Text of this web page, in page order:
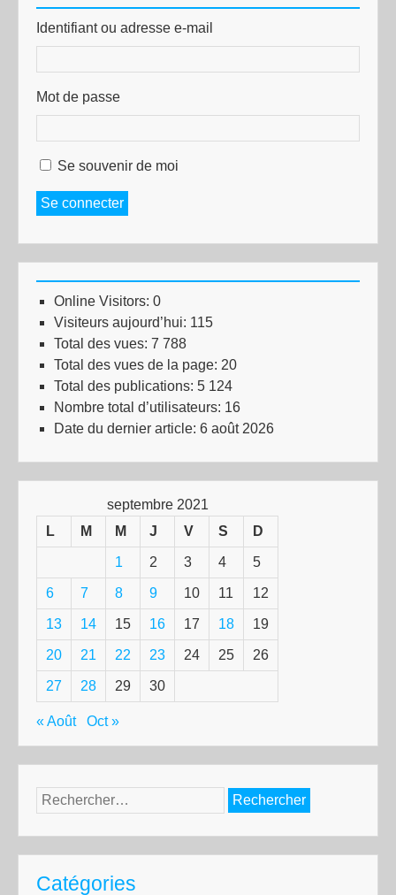
Identifiant ou adresse e-mail
Mot de passe
Se souvenir de moi
Se connecter
Online Visitors: 0
Visiteurs aujourd’hui: 115
Total des vues: 7 788
Total des vues de la page: 20
Total des publications: 5 124
Nombre total d’utilisateurs: 16
Date du dernier article: 6 août 2026
septembre 2021
L
M M J V S D
1 2 3 4 5
6 7 8 9 10 11 12
13 14 15 16 17 18 19
20 21 22 23 24 25 26
27 28 29 30
« Août Oct »
Rechercher :
Catégories